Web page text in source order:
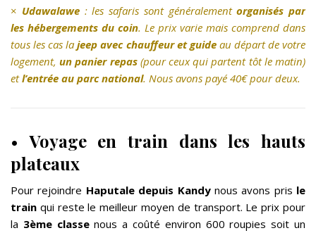
× Udawalawe: les safaris sont généralementorganisés par
les hébergements du coin. Le prix varie mais comprend dans
tous les cas lajeep avec chauffeur et guideau départ de votre
logement,un panier repas(pour ceux qui partent tôt le matin)
etl’entrée au parc national. Nous avons payé 40€ pour deux.
•Voyage en train dans les hauts
plateaux
Pour rejoindre Haputale depuis Kandynous avons pris le
train qui reste le meilleur moyen de transport. Le prix pour
la 3ème classenous a coûté environ 600 roupies soit un